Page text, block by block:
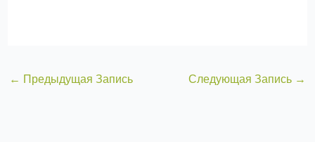
← Предыдущая Запись Следующая Запись →